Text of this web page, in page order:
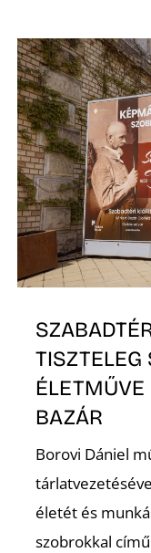
TISZTELEG
ÉLETMŰVE
BAZÁR
Borovi Dániel
életét és
szobrokkal